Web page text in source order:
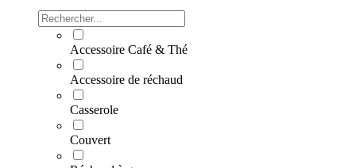
Accessoire Café & Thé
Accessoire de réchaud
Casserole
Couvert